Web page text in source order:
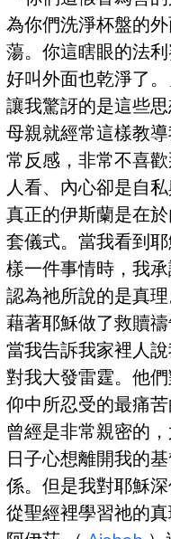
為你們洗淨杯盤的
蕩。你這瞎眼的法
好叫外面也乾淨了。
讓我驚訝的是這些
母親就經常這樣教
常反感，非常不喜
人看、內心卻是自
真正的伊斯蘭是在
套儀式。當我看到
樣一件事情時，我
認為祂所說的是真
藉著耶穌做了救贖禱
當我告訴我家裡人
對我大發雷霆。他
仰中所忍受的最痛
曾經是非常親密的
日子心想離開我的
係。但是我對耶穌
從聖經裡學習祂的真